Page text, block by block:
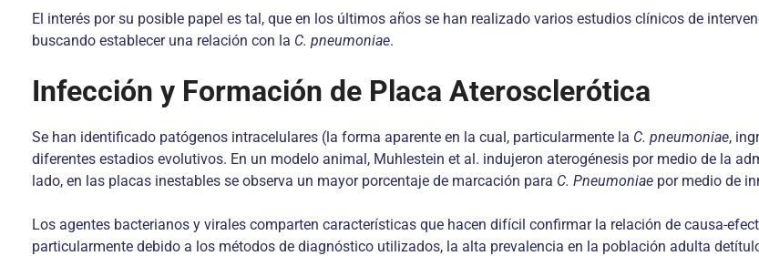
El interés por su posible papel es tal, que en los últimos años se han realizado varios estudios clínicos de
buscando establecer una relación con la C. pneumoniae.
Infección y Formación de Placa Aterosclerótica
Se han identificado patógenos intracelulares (la forma aparente en la cual, particularmente la C. pneumoniae,
diferentes estadios evolutivos. En un modelo animal, Muhlestein et al. indujeron aterogénesis por medio de la
lado, en las placas inestables se observa un mayor porcentaje de marcación para C. Pneumoniae por medio de
Los agentes bacterianos y virales comparten características que hacen difícil confirmar la relación de causa-
particularmente debido a los métodos de diagnóstico utilizados, la alta prevalencia en la población adulta